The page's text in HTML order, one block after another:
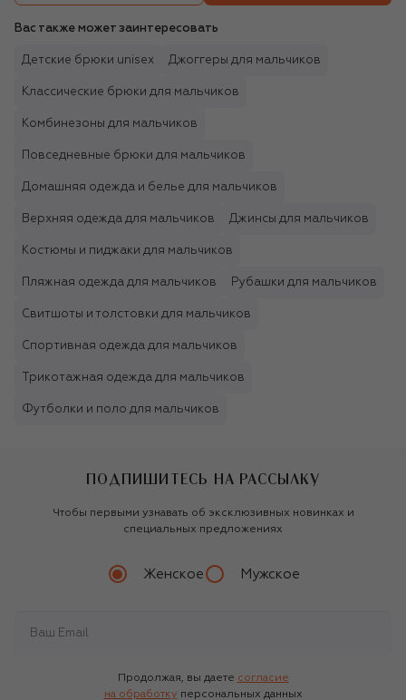
Вас также может заинтересовать
Детские брюки unisex Джоггеры для мальчиков
Классические брюки для мальчиков
Комбинезоны для мальчиков
Повседневные брюки для мальчиков
Домашняя одежда и белье для мальчиков
Верхняя одежда для мальчиков Джинсы для мальчиков
Костюмы и пиджаки для мальчиков
Пляжная одежда для мальчиков Рубашки для мальчиков
Свитшоты и толстовки для мальчиков
Спортивная одежда для мальчиков
Трикотажная одежда для мальчиков
Футболки и поло для мальчиков
ПОДПИШИТЕСЬ НА РАССЫЛКУ
Чтобы первыми узнавать об эксклюзивных новинках и
специальных предложениях
Женское Мужское
Продолжая, вы даете согласие
на обработку персональных данных